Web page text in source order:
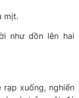
mịt.
như dồn lên hai
xuống, nghiến